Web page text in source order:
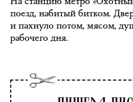
поезд, набитый битком.
и пахнуло потом, мясом,
рабочего дня.